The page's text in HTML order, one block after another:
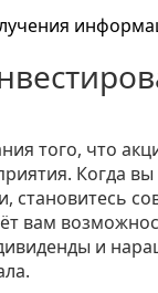
того, что
Когда вы
становитесь
вам
и